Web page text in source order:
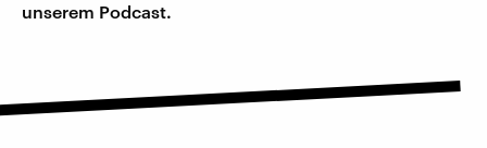
unserem Podcast.